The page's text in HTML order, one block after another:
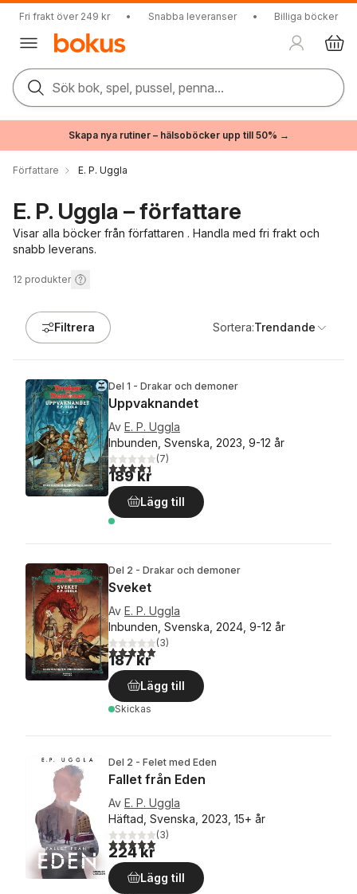
Fri frakt över 249 kr • Snabba leveranser • Billiga böcker
Sök bok, spel, pussel, penna...
Skapa nya rutiner – hälsoböcker upp till 50% →
Författare E. P. Uggla
E. P. Uggla – författare
Visar alla böcker från författaren . Handla med fri frakt och
snabb leverans.
12 produkter
Filtrera Sortera:Trendande
Del 1 - Drakar och demoner
Uppvaknandet
Av E. P. Uggla
Inbunden, Svenska, 2023, 9-12 år
4,4utav 5 stjärnor. Totalt antal röster:
(7)
189 kr
Lägg till
Del 2 - Drakar och demoner
Sveket
Av E. P. Uggla
Inbunden, Svenska, 2024, 9-12 år
5,0utav 5 stjärnor. Totalt antal röster:
(3)
187 kr
Lägg till
Skickas
Del 2 - Felet med Eden
Fallet från Eden
Av E. P. Uggla
Häftad, Svenska, 2023, 15+ år
5,0utav 5 stjärnor. Totalt antal röster:
(3)
224 kr
Lägg till